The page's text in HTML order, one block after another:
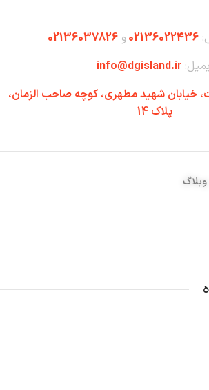
02136022436و 02136037826
info@dgisland.ir
خیابان شهید مطهری، کوچه صاحب الزمان،
پلاک 14
وبلاگ